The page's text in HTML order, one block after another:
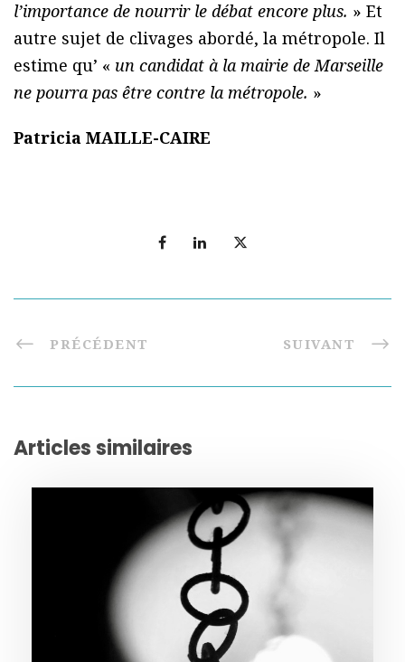
l’importance de nourrir le débat encore plus. » Et
autre sujet de clivages abordé, la métropole. Il
estime qu’ « un candidat à la mairie de Marseille
ne pourra pas être contre la métropole. »
Patricia MAILLE-CAIRE
PRÉCÉDENT SUIVANT
Articles similaires